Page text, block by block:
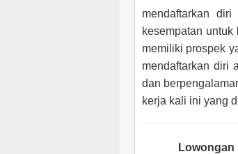
mendaftarkan
kesempatan
memiliki prospek
mendaftarkan diri
dan
kerja kali ini yang
Lowongan